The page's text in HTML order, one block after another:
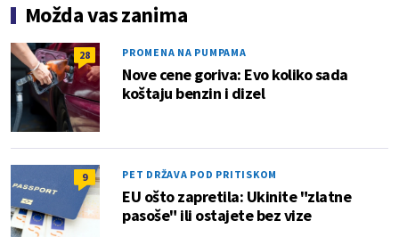
Možda vas zanima
28 PROMENA NA PUMPAMA
Nove cene goriva: Evo koliko sada
koštaju benzin i dizel
9 PET DRŽAVA POD PRITISKOM
EU ošto zapretila: Ukinite "zlatne
pasoše" ili ostajete bez vize